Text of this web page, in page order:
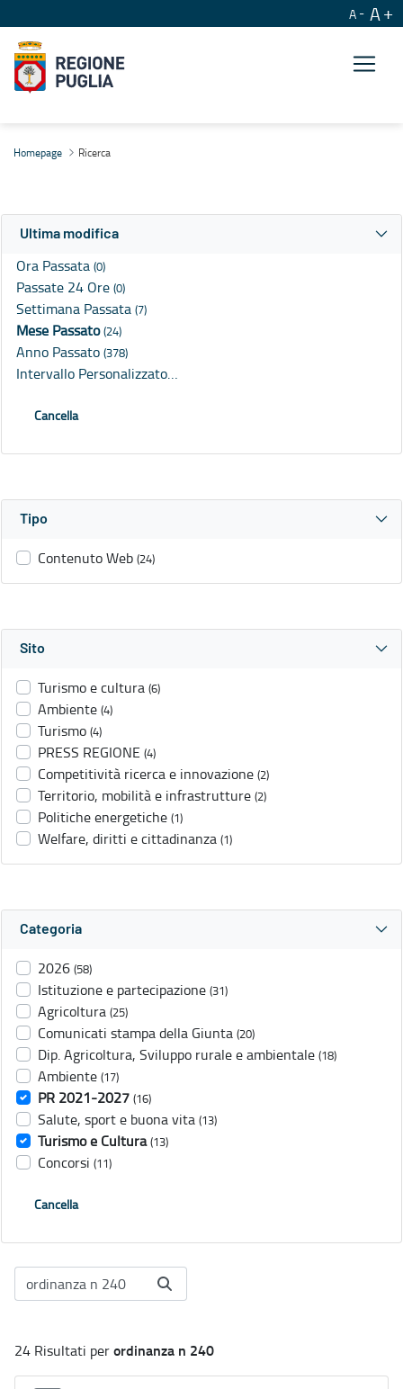
A A
Homepage Ricerca
Ultima modifica
Ora Passata (0)
Passate 24 Ore (0)
Settimana Passata (7)
Mese Passato(24)
Anno Passato (378)
Intervallo Personalizzato…
Cancella
Tipo
Contenuto Web (24)
Sito
Turismo e cultura (6)
Ambiente (4)
Turismo (4)
PRESS REGIONE (4)
Competitività ricerca e innovazione (2)
Territorio, mobilità e infrastrutture (2)
Politiche energetiche (1)
Welfare, diritti e cittadinanza (1)
Categoria
2026 (58)
Istituzione e partecipazione (31)
Agricoltura (25)
Comunicati stampa della Giunta (20)
Dip. Agricoltura, Sviluppo rurale e ambientale (18)
Ambiente (17)
PR 2021-2027 (16)
Salute, sport e buona vita (13)
Turismo e Cultura (13)
Concorsi (11)
Cancella
24 Risultati perordinanza n 240